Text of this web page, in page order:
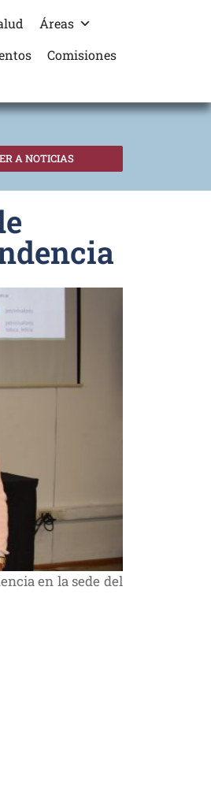
Áreas
Comisiones
A NOTICIAS
en la sede del